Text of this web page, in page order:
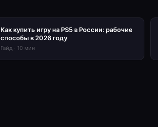
Как купить игру на PS5 в России: рабочие
способы в 2026 году
Гайд · 10 мин